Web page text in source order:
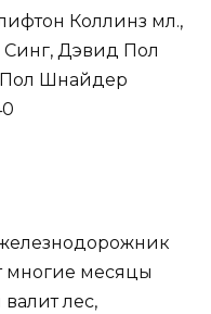
Коллинз мл.,
Дэвид Пол
Шнайдер
многие месяцы
лес,